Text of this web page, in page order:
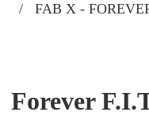
/ FAB X -
Forever